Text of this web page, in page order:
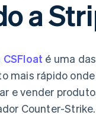
Recognition
Automação
contábil
personalizados
Data Pipeline
Sincronização
de dados
Gestão dos valores
setor
assinaturas
Ofereça cobrança por
e gerencie
serviços com agentes
de ação do
de imprensa
Press
a
CSFloat é uma
mais rápido
e vender
Counter-Strike